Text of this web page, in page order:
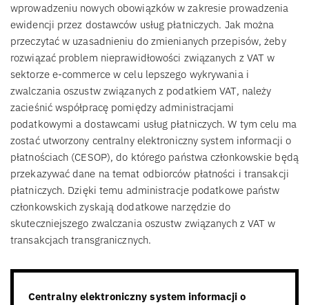
wprowadzeniu nowych obowiązków w zakresie prowadzenia
ewidencji przez dostawców usług płatniczych. Jak można
przeczytać w uzasadnieniu do zmienianych przepisów, żeby
rozwiązać problem nieprawidłowości związanych z VAT w
sektorze e-commerce w celu lepszego wykrywania i
zwalczania oszustw związanych z podatkiem VAT, należy
zacieśnić współpracę pomiędzy administracjami
podatkowymi a dostawcami usług płatniczych. W tym celu ma
zostać utworzony centralny elektroniczny system informacji o
płatnościach (CESOP), do którego państwa członkowskie będą
przekazywać dane na temat odbiorców płatności i transakcji
płatniczych. Dzięki temu administracje podatkowe państw
członkowskich zyskają dodatkowe narzędzie do
skuteczniejszego zwalczania oszustw związanych z VAT w
transakcjach transgranicznych.
Centralny elektroniczny system informacji o